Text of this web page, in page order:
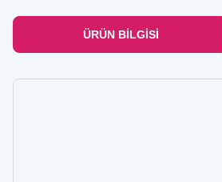
ÜRÜN BILGISI